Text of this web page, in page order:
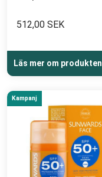
512,00 SEK
Läs mer om produkten
Kampanj